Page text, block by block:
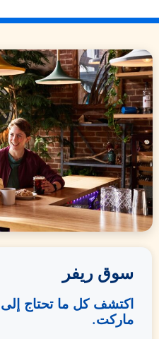
سوق ريفر
اكتشف كل ما تحتاج
ماركت.